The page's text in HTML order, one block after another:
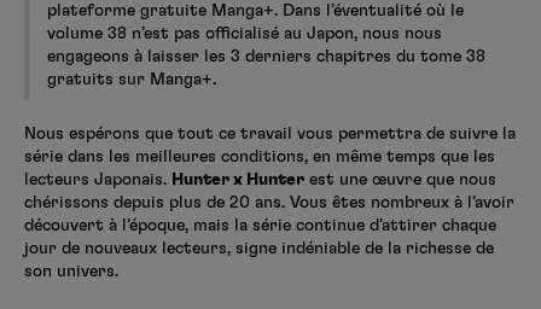
plateforme gratuite Manga+. Dans l’éventualité où le
volume 38 n’est pas officialisé au Japon, nous nous
engageons à laisser les 3 derniers chapitres du tome 38
gratuits sur Manga+.
Nous espérons que tout ce travail vous permettra de suivre la
série dans les meilleures conditions, en même temps que les
lecteurs Japonais. Hunter x Hunter est une œuvre que nous
chérissons depuis plus de 20 ans. Vous êtes nombreux à l’avoir
découvert à l’époque, mais la série continue d’attirer chaque
jour de nouveaux lecteurs, signe indéniable de la richesse de
son univers.